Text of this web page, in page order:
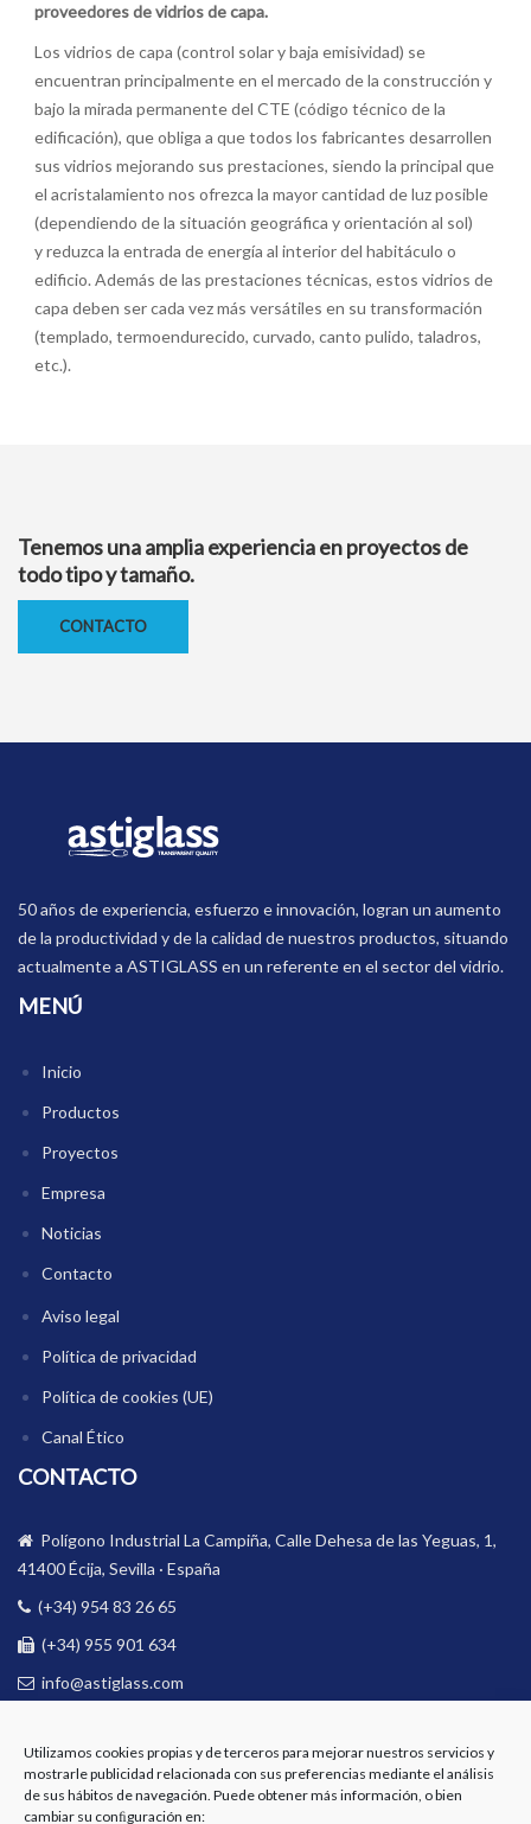
Utilizamos cookies propias y de terceros para mejorar nuestros servicios y
mostrarle publicidad relacionada con sus preferencias mediante el análisis
de sus hábitos de navegación. Puede obtener más información, o bien
cambiar su conﬁguración en:
proveedores de vidrios de capa.
Los vidrios de capa (control solar y baja emisividad) se
encuentran principalmente en el mercado de la construcción y
bajo la mirada permanente del CTE (código técnico de la
edificación), que obliga a que todos los fabricantes desarrollen
sus vidrios mejorando sus prestaciones, siendo la principal que
el acristalamiento nos ofrezca la mayor cantidad de luz posible
(dependiendo de la situación geográfica y orientación al sol)
y reduzca la entrada de energía al interior del habitáculo o
edificio. Además de las prestaciones técnicas, estos vidrios de
capa deben ser cada vez más versátiles en su transformación
(templado, termoendurecido, curvado, canto pulido, taladros,
etc.).
Tenemos una amplia experiencia en proyectos de
todo tipo y tamaño.
CONTACTO
50 años de experiencia, esfuerzo e innovación, logran un aumento
de la productividad y de la calidad de nuestros productos, situando
actualmente a ASTIGLASS en un referente en el sector del vidrio.
MENÚ
Inicio
Productos
Proyectos
Empresa
Noticias
Contacto
Aviso legal
Política de privacidad
Política de cookies (UE)
Canal Ético
CONTACTO
Polígono Industrial La Campiña, Calle Dehesa de las Yeguas, 1,
41400 Écija, Sevilla · España
(+34) 954 83 26 65
(+34) 955 901 634
info@astiglass.com
Email